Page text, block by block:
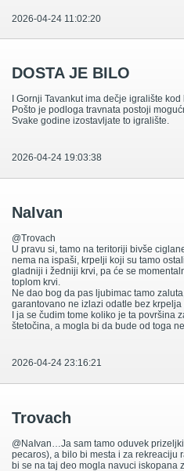
2026-04-24 11:02:20
DOSTA JE BILO
I Gornji Tavankut ima dečje igralište
Pošto je podloga travnata postoji
Svake godine izostavljate to igralište.
2026-04-24 19:03:38
NaIvan
@Trovach
U pravu si, tamo na teritoriji bivše
nema na ispaši, krpelji koji su tamo
gladniji i žedniji krvi, pa će se
toplom krvi.
Ne dao bog da pas ljubimac tamo
garantovano ne izlazi odatle bez krpelja
I ja se čudim tome koliko je ta površina
štetočina, a mogla bi da bude od toga
2026-04-24 23:16:21
Trovach
@NaIvan…Ja sam tamo oduvek
pecaros), a bilo bi mesta i za rekreaciju
bi se na taj deo mogla navuci iskopana